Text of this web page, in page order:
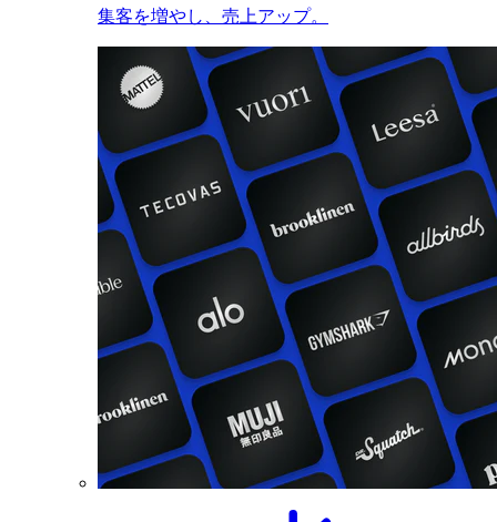
集客を増やし、売上アップ。